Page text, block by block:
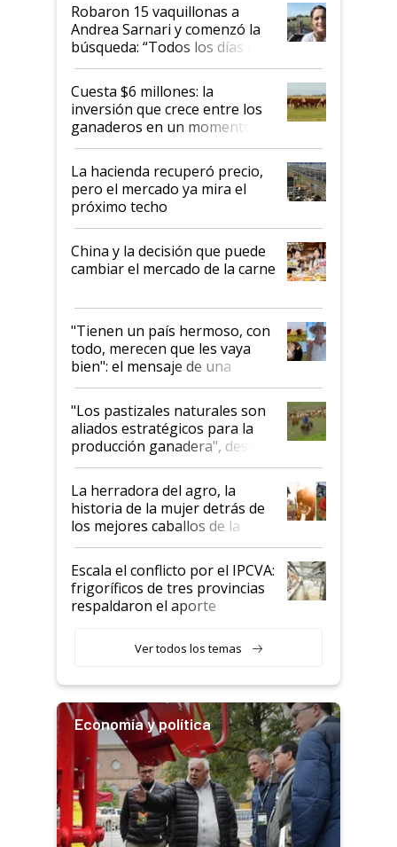
Robaron 15 vaquillonas a
Andrea Sarnari y comenzó la
búsqueda: “Todos los días le
toca a algún productor”
Cuesta $6 millones: la
inversión que crece entre los
ganaderos en un momento
histórico para la actividad
La hacienda recuperó precio,
pero el mercado ya mira el
próximo techo
China y la decisión que puede
cambiar el mercado de la carne
"Tienen un país hermoso, con
todo, merecen que les vaya
bien": el mensaje de una
ganadera uruguaya sobre las
oportunidades que se abren
para el agro en Argentina, con
foco en la carne
"Los pastizales naturales son
aliados estratégicos para la
producción ganadera", destaca
la iniciativa que ya reúne a 46
establecimientos en Argentina
La herradora del agro, la
historia de la mujer detrás de
los mejores caballos de la
Argentina y los mitos que
todavía hacen sufrir a estos
animales: "Mientras me
descalificaban, yo seguí
haciendo currículum"
Escala el conflicto por el IPCVA:
frigoríficos de tres provincias
respaldaron el aporte
Ver todos los temas
Economía y política